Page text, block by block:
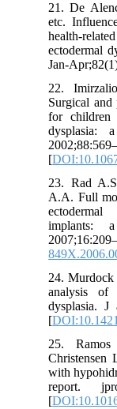
دندانهای
تری آماده
دندان
ایجاد
ابتدا
اجرا
و وکس
دندان ها،
بیمار و
با گذشت
دهان
ارائه گردید (شکل٥و٦). ٣روز بعد و ١٤روز بعد،
مربوط به
فالوآپ
مجدد و یا
در نظر گرفته
21. De
etc.
health-
Jan-
22.
Surgical
for
[
23. Rad
A.A. Full
implants:
24.
analysis
dysplasia.
[
25.
with
report.
[